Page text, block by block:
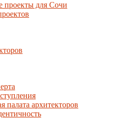
проекты для Сочи
палата архитекторов